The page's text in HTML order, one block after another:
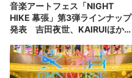
音楽アートフェス「NIGHT
HIKE 幕張」第3弾ラインナップ
発表 吉田夜世、KAIRUIほか